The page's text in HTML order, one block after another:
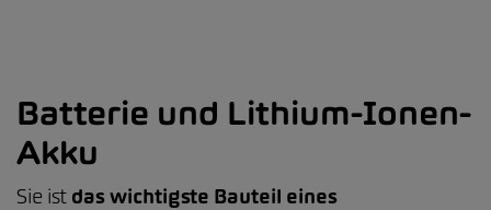
Batterie und Lithium-Ionen-
Akku
Sie ist das wichtigste Bauteil eines